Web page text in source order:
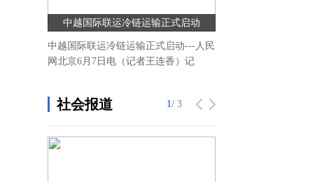
中越国际联运冷链运输正式启动
中越国际联运冷链运输正式启动---人民
网北京6月7日电（记者王连香）记
社会报道 1/ 3
1/ 3